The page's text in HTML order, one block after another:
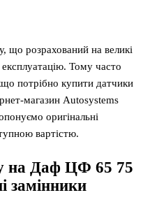
що розрахований на великі
Тому часто
потрібно купити датчики
магазин Autosystems
оригінальні
вартістю.
на Даф ЦФ 65 75
замінники